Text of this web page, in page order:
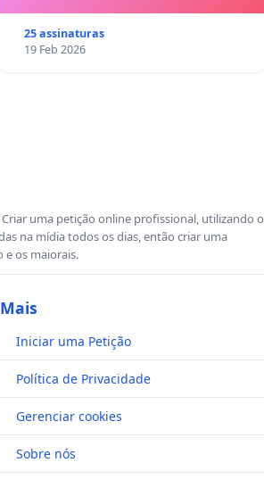
25 assinaturas
19 Feb 2026
uma petição online profissional, utilizando o
na mídia todos os dias, então criar uma
e os maiorais.
Mais
Iniciar uma Petição
Política de Privacidade
Gerenciar cookies
Sobre nós